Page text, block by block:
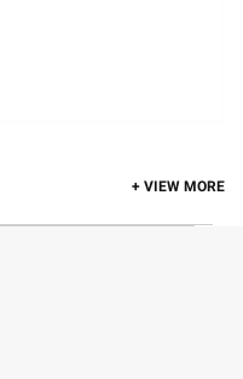
+ VIEW MORE